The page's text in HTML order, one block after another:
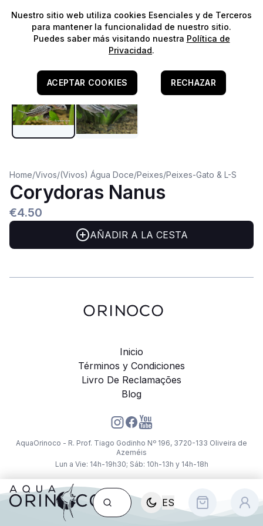
⭐️¡Envíos gratis para pedidos superiores a 60€!*⭐️
ES
Home/Vivos/(Vivos) Água Doce/Peixes/Peixes-Gato & L-S
Corydoras Nanus
€4.50
AÑADIR A LA CESTA
Inicio
Términos y Condiciones
Livro De Reclamações
Blog
AquaOrinoco - R. Prof. Tiago Godinho Nº 196, 3720-133 Oliveira de
Azeméis
Lun a Vie: 14h-19h30; Sáb: 10h-13h y 14h-18h
Nuestro sitio web utiliza cookies Esenciales y de Terceros
para mantener la funcionalidad de nuestro sitio.
Puedes saber más visitando nuestra Política de
Privacidad.
ACEPTAR COOKIES RECHAZAR